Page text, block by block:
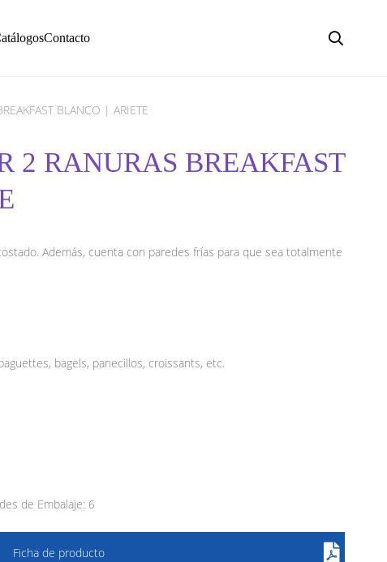
Contacto
BLANCO | ARIETE
2 RANURAS BREAKFAST
Además, cuenta con paredes frías para que sea totalmente
bagels, panecillos, croissants, etc.
de Embalaje: 6
Ficha de producto